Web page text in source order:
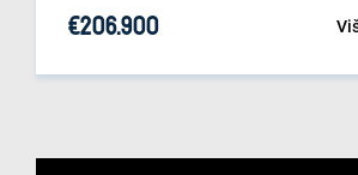
€206.900